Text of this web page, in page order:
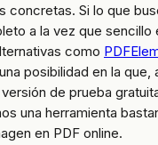
concretas. Si lo que
a la vez que sencillo
como
posibilidad en la que,
de prueba
una herramienta
en PDF online.